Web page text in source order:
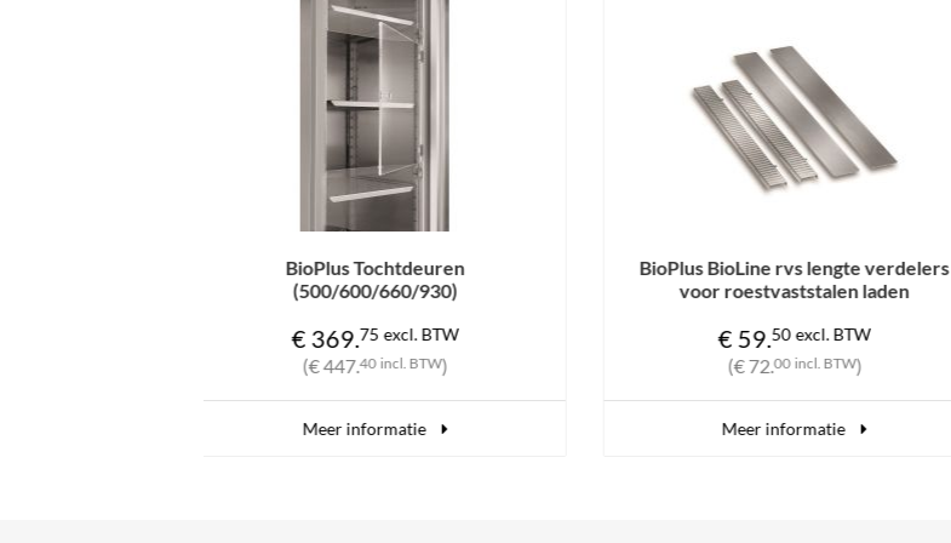
BioPlus BioLine rvs lengte verdelers
voor roestvaststalen laden
€ 59.50 excl. BTW
(€ 72. 00 incl. BTW
Meer informatie
BioPlus Vloeistofhouder
(€ 36.00 incl. BTW
Meer informatie